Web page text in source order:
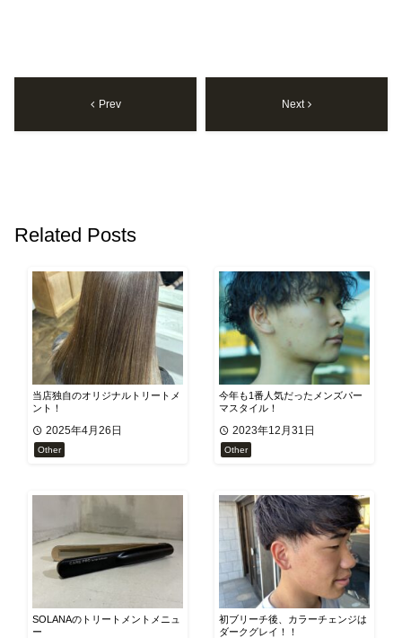
Prev Next
Related Posts
当店独自のオリジナルトリートメ
ント！
2025年4月26日
Other
今年も1番人気だったメンズパー
マスタイル！
2023年12月31日
Other
SOLANAのトリートメントメニュ
ー
初ブリーチ後、カラーチェンジは
ダークグレイ！！